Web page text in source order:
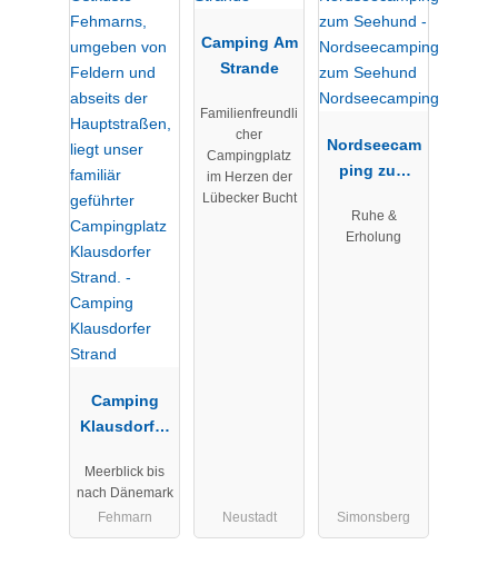
Camping
Klausdorfer
Meerblick bis
nach Dänemark
Fehmarn
Camping Am
Strande
Familienfreundli
cher
Campingplatz
im Herzen der
Lübecker Bucht
Neustadt
Nordseecam
ping zum
Nordseecam
ping
Ruhe &
Erholung
Simonsberg